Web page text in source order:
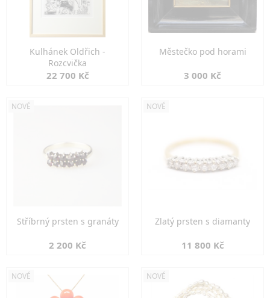
Kulhánek Oldřich -
Rozcvička
22 700 Kč
Městečko pod horami
3 000 Kč
NOVÉ
Stříbrný prsten s granáty
2 200 Kč
NOVÉ
Zlatý prsten s diamanty
11 800 Kč
NOVÉ NOVÉ